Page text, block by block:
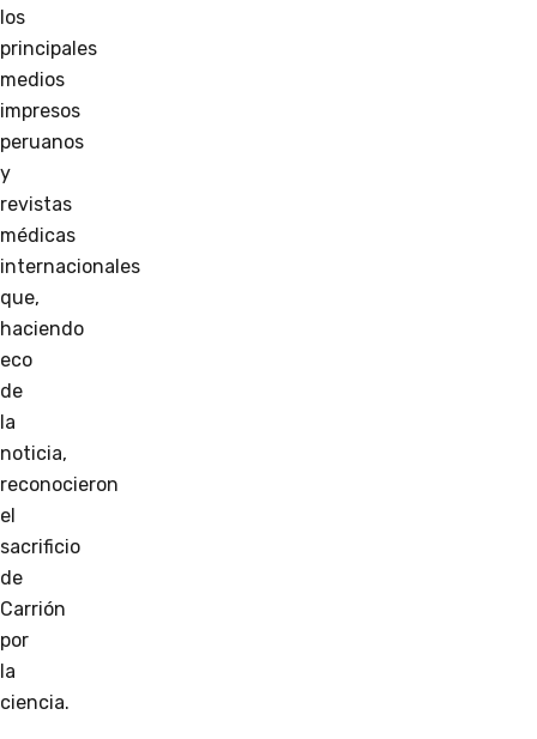
los
principales
medios
impresos
peruanos
y
revistas
médicas
internacionales
que,
haciendo
eco
de
la
noticia,
reconocieron
el
sacrificio
de
Carrión
por
la
ciencia.